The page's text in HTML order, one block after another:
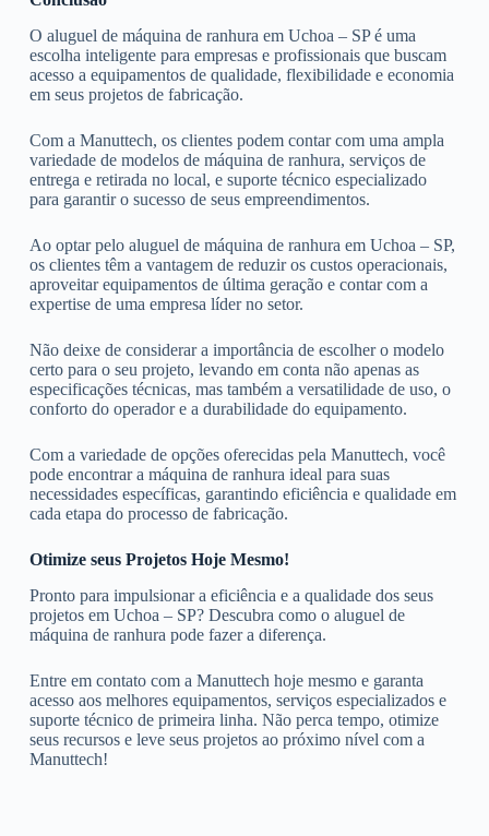
O aluguel de máquina de ranhura em Uchoa – SP é uma
escolha inteligente para empresas e profissionais que buscam
acesso a equipamentos de qualidade, flexibilidade e economia
em seus projetos de fabricação.
Com a Manuttech, os clientes podem contar com uma ampla
variedade de modelos de máquina de ranhura, serviços de
entrega e retirada no local, e suporte técnico especializado
para garantir o sucesso de seus empreendimentos.
Ao optar pelo aluguel de máquina de ranhura em Uchoa – SP,
os clientes têm a vantagem de reduzir os custos operacionais,
aproveitar equipamentos de última geração e contar com a
expertise de uma empresa líder no setor.
Não deixe de considerar a importância de escolher o modelo
certo para o seu projeto, levando em conta não apenas as
especificações técnicas, mas também a versatilidade de uso, o
conforto do operador e a durabilidade do equipamento.
Com a variedade de opções oferecidas pela Manuttech, você
pode encontrar a máquina de ranhura ideal para suas
necessidades específicas, garantindo eficiência e qualidade em
cada etapa do processo de fabricação.
Otimize seus Projetos Hoje Mesmo!
Pronto para impulsionar a eficiência e a qualidade dos seus
projetos em Uchoa – SP? Descubra como o aluguel de
máquina de ranhura pode fazer a diferença.
Entre em contato com a Manuttech hoje mesmo e garanta
acesso aos melhores equipamentos, serviços especializados e
suporte técnico de primeira linha. Não perca tempo, otimize
seus recursos e leve seus projetos ao próximo nível com a
Manuttech!